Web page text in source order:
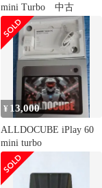
mini Turbo 中古
¥ 13,000
ALLDOCUBE iPlay 60
mini turbo